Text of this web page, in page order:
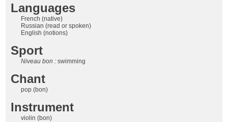
Languages
French (native)
Russian (read or spoken)
English (notions)
Sport
Niveau bon :swimming
Chant
pop (bon)
Instrument
violin (bon)